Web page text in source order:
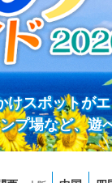
スポットが
プ場など、遊